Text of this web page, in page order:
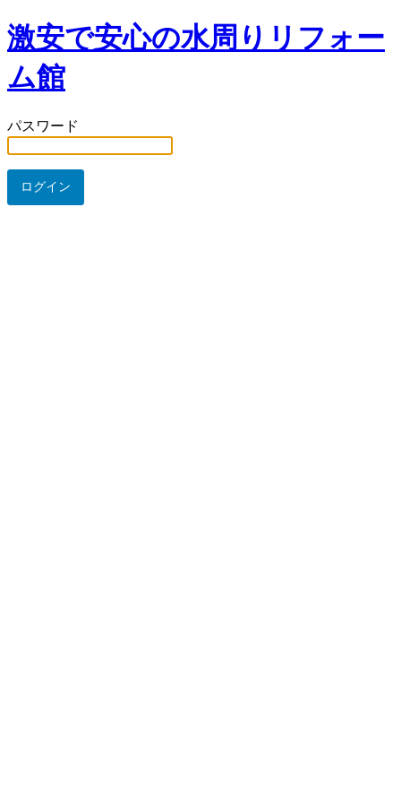
激安で安心の水周りリフォー
ム館
パスワード